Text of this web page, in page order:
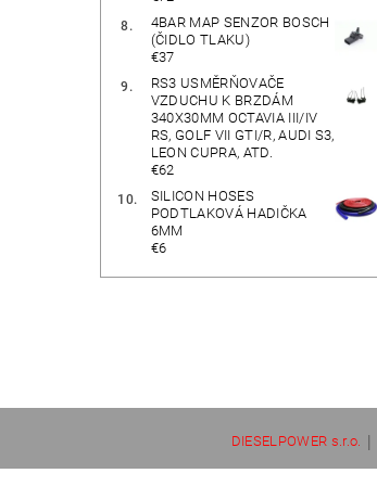
4BAR MAP SENZOR BOSCH
(ČIDLO TLAKU)
€37
RS3 USMĚRŇOVAČE
VZDUCHU K BRZDÁM
340X30MM OCTAVIA III/IV
RS, GOLF VII GTI/R, AUDI S3,
LEON CUPRA, ATD.
€62
SILICON HOSES
PODTLAKOVÁ HADIČKA
6MM
€6
DIESELPOWER s.r.o. |